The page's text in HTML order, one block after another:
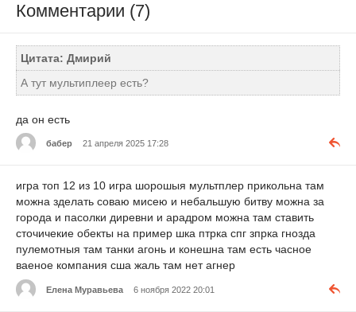
Комментарии (7)
Цитата: Дмирий
А тут мультиплеер есть?
да он есть
бабер 21 апреля 2025 17:28
игра топ 12 из 10 игра шорошыя мультплер прикольна там
можна зделать соваю мисею и небальшую битву можна за
города и пасолки диревни и арадром можна там ставить
сточичекие обекты на пример шка птрка спг зпрка гнозда
пулемотныя там танки агонь и конешна там есть часное
ваеное компания сша жаль там нет агнер
Елена Муравьева 6 ноября 2022 20:01